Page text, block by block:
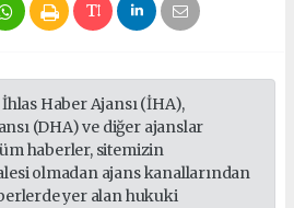
Haber Ajansı (İHA),
(DHA) ve diğer ajanslar
haberler, sitemizin
olmadan ajans kanallarından
yer alan hukuki